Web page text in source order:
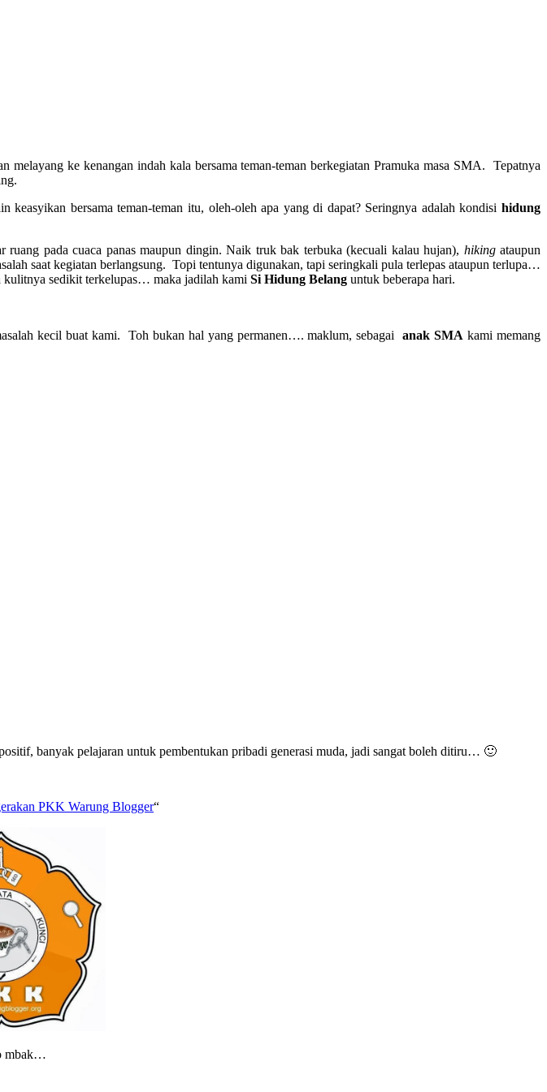
melayang ke kenangan indah kala bersama teman-teman berkegiatan Pramuka masa SMA. Tepatnya
bersama teman-teman itu, oleh-oleh apa yang di dapat? Seringnya adalah kondisi hidung
pada cuaca panas maupun dingin. Naik truk bak terbuka (kecuali kalau hujan), hikingataupun
saat kegiatan berlangsung. Topi tentunya digunakan, tapi seringkali pula terlepas ataupun terlupa…
kulitnya sedikit terkelupas… maka jadilah kami Si Hidung Belang untuk beberapa hari.
kecil buat kami. Toh bukan hal yang permanen…. maklum, sebagaianak SMA kami memang
banyak pelajaran untuk pembentukan pribadi generasi muda, jadi sangat boleh ditiru… 🙂
PKK Warung Blogger“
mbak…